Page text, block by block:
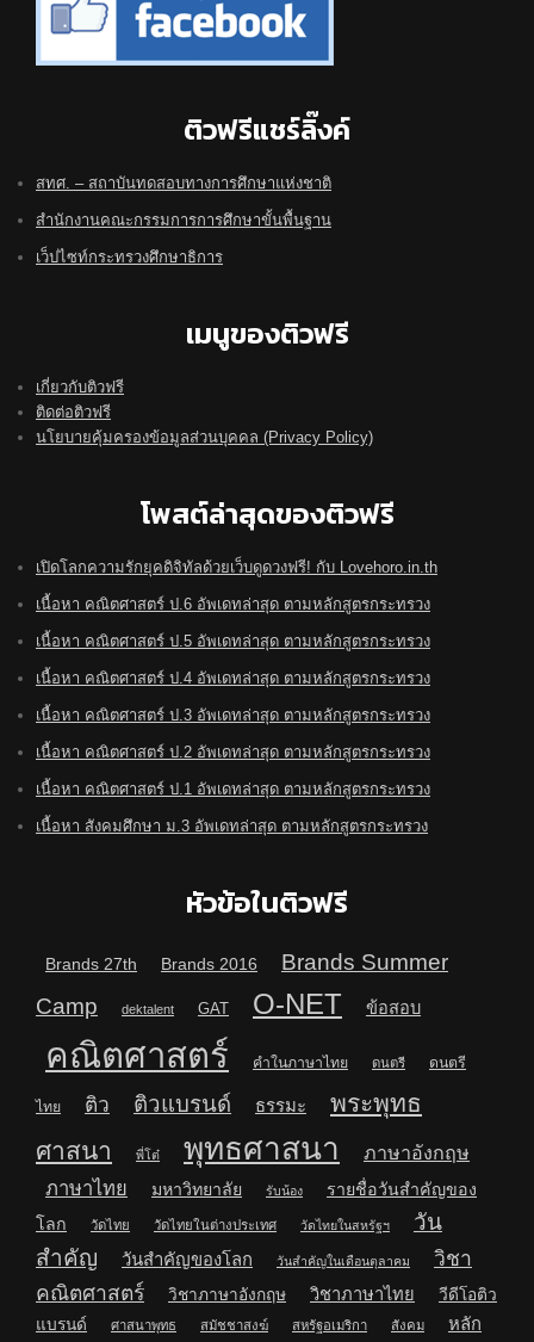
ติวฟรีแชร์ลิ๊งค์
สทศ. – สถาบันทดสอบทางการศึกษาแห่งชาติ
สำนักงานคณะกรรมการการศึกษาขั้นพื้นฐาน
เว็ปไซท์กระทรวงศึกษาธิการ
เมนูของติวฟรี
เกี่ยวกับติวฟรี
ติดต่อติวฟรี
นโยบายคุ้มครองข้อมูลส่วนบุคคล (Privacy Policy)
โพสต์ล่าสุดของติวฟรี
เปิดโลกความรักยุคดิจิทัลด้วยเว็บดูดวงฟรี! กับ Lovehoro.in.th
เนื้อหา คณิตศาสตร์ ป.6 อัพเดทล่าสุด ตามหลักสูตรกระทรวง
เนื้อหา คณิตศาสตร์ ป.5 อัพเดทล่าสุด ตามหลักสูตรกระทรวง
เนื้อหา คณิตศาสตร์ ป.4 อัพเดทล่าสุด ตามหลักสูตรกระทรวง
เนื้อหา คณิตศาสตร์ ป.3 อัพเดทล่าสุด ตามหลักสูตรกระทรวง
เนื้อหา คณิตศาสตร์ ป.2 อัพเดทล่าสุด ตามหลักสูตรกระทรวง
เนื้อหา คณิตศาสตร์ ป.1 อัพเดทล่าสุด ตามหลักสูตรกระทรวง
เนื้อหา สังคมศึกษา ม.3 อัพเดทล่าสุด ตามหลักสูตรกระทรวง
หัวข้อในติวฟรี
Brands 27th Brands 2016
Brands Summer
Camp
dektalent GAT O-NET ข้อสอบ
คณิตศาสตร์ คำในภาษาไทย ดนตรี ดนตรี
ไทย ติว ติวแบรนด์ ธรรมะ
พระพุทธ
ศาสนา
พี่โต๋ พุทธศาสนา ภาษาอังกฤษ
ภาษาไทย มหาวิทยาลัย รับน้อง
รายชื่อวันสำคัญของ
โลก
วัดไทย วัดไทยในต่างประเทศ วัดไทยในสหรัฐฯ
วัน
สำคัญ
วันสำคัญของโลก วันสำคัญในเดือนตุลาคม
วิชา
คณิตศาสตร์
วิชาภาษาอังกฤษ วิชาภาษาไทย
วีดีโอติว
แบรนด์
ศาสนาพุทธ สมัชชาสงฆ์ สหรัฐอเมริกา สังคม หลัก